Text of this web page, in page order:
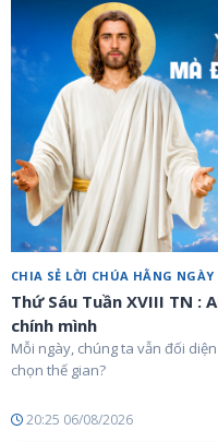
CHIA SẺ LỜI CHÚA HẰNG NGÀY
Thứ Sáu Tuần XVIII TN
chính mình
Mỗi ngày, chúng ta vẫn đối
chọn thế gian?
20:25 06/08/2026